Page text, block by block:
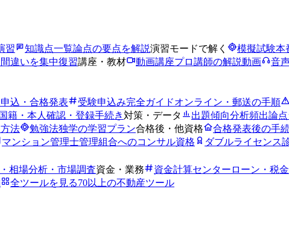
習 知識点一覧論点の要点を解説演習モードで解く 模擬試験本
間違いを集中復習講座・教材 動画講座プロ講師の解説動画 音
込・合格発表 受験申込み完全ガイドオンライン・郵送の手順
国籍・本人確認・登録手続き対策・データ 出題傾向分析頻出論
法 勉強法独学の学習プラン合格後・他資格 合格発表後の手
マンション管理士管理組合へのコンサル資格 ダブルライセンス
相場分析・市場調査資金・業務 資金計算センター ローン・税
全ツールを見る70以上の不動産ツール